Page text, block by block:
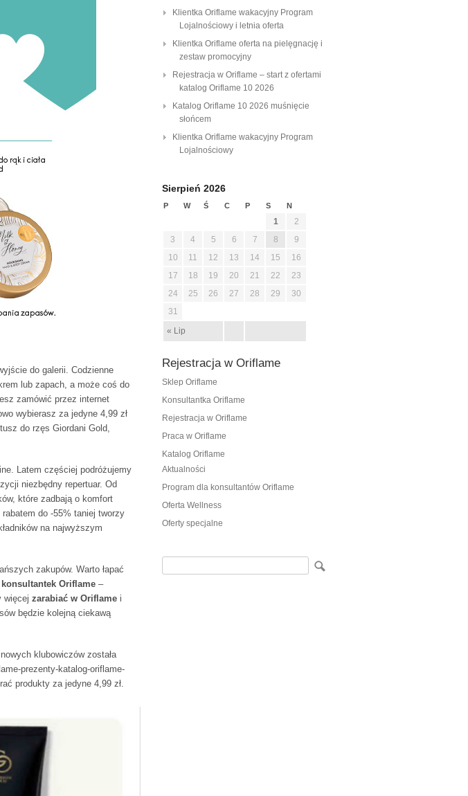
do galerii. Codzienne
lub zapach, a może coś do
zamówić przez internet
wybierasz za jedyne 4,99 zł
do rzęs Giordani Gold,
Latem częściej podróżujemy
niezbędny repertuar. Od
które zadbają o komfort
do -55% taniej tworzy
na najwyższym
zakupów. Warto łapać
konsultantek Oriflame –
więcej zarabiać w Oriflame i
będzie kolejną ciekawą
klubowiczów została
prezenty-katalog-oriflame-
produkty za jedyne 4,99 zł.
Klientka Oriflame wakacyjny Program
Lojalnościowy i letnia oferta
Klientka Oriflame oferta na pielęgnację i
zestaw promocyjny
Rejestracja w Oriflame – start z ofertami
katalog Oriflame 10 2026
Katalog Oriflame 10 2026 muśnięcie
słońcem
Klientka Oriflame wakacyjny Program
Lojalnościowy
Sierpień 2026
P W Ś C P S N
« Lip
1
2
3
4 5 6 7 8
9
10
11 12 13 14 15
16
17
18 19 20 21 22
23
24
25 26 27 28 29
30
31
Rejestracja w Oriflame
Sklep Oriflame
Konsultantka Oriflame
Rejestracja w Oriflame
Praca w Oriflame
Katalog Oriflame
Aktualności
Program dla konsultantów Oriflame
Oferta Wellness
Oferty specjalne